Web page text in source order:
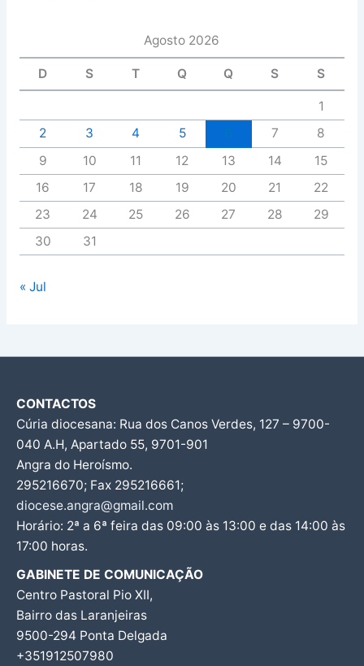
Agosto 2026
D S T Q Q S S
1
2
3 4 5 7
8
9
10 11 12 13 14
15
16
17 18 19 20 21
22
23
24 25 26 27 28
29
30
31
« Jul
CONTACTOS
Cúria diocesana: Rua dos Canos Verdes, 127 – 9700-
040 A.H, Apartado 55, 9701-901
Angra do Heroísmo.
295216670; Fax 295216661;
diocese.angra@gmail.com
Horário: 2ª a 6ª feira das 09:00 às 13:00 e das 14:00 às
17:00 horas.
GABINETE DE COMUNICAÇÃO
Centro Pastoral Pio XII,
Bairro das Laranjeiras
9500-294 Ponta Delgada
+351912507980